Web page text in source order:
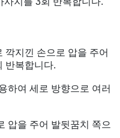
깍지낀 손으로 압을 주어
반복합니다.
하여 세로 방향으로 여러
압을 주어 발뒷꿈치 쪽으